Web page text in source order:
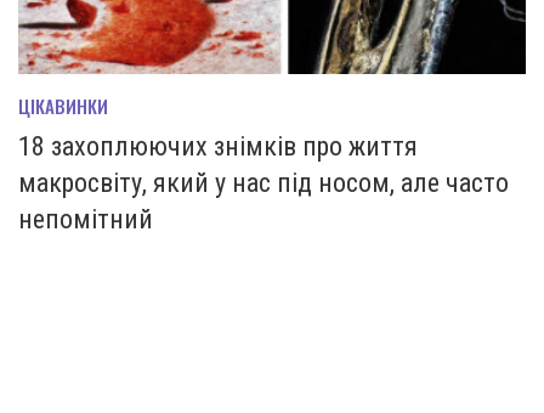
ЦІКАВИНКИ
18 захоплюючих знімків про життя
макросвіту, який у нас під носом, але часто
непомітний